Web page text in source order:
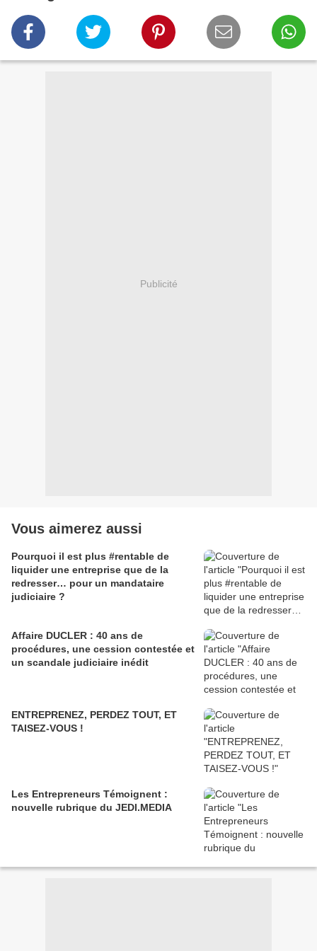
Publicité
Vous aimerez aussi
Pourquoi il est plus #rentable de
liquider une entreprise que de la
redresser… pour un mandataire
judiciaire ?
Affaire DUCLER : 40 ans de
procédures, une cession contestée et
un scandale judiciaire inédit
ENTREPRENEZ, PERDEZ TOUT, ET
TAISEZ-VOUS !
Les Entrepreneurs Témoignent :
nouvelle rubrique du JEDI.MEDIA